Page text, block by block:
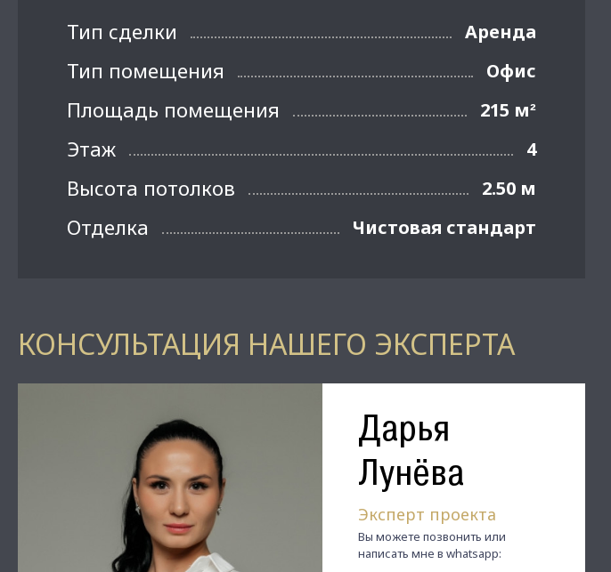
Тип сделки Аренда
Тип помещения Офис
Площадь помещения 215 м²
Этаж 4
Высота потолков 2.50 м
Отделка Чистовая стандарт
КОНСУЛЬТАЦИЯ НАШЕГО ЭКСПЕРТА
Дарья
Лунёва
Эксперт проекта
Вы можете позвонить или
написать мне в whatsapp: